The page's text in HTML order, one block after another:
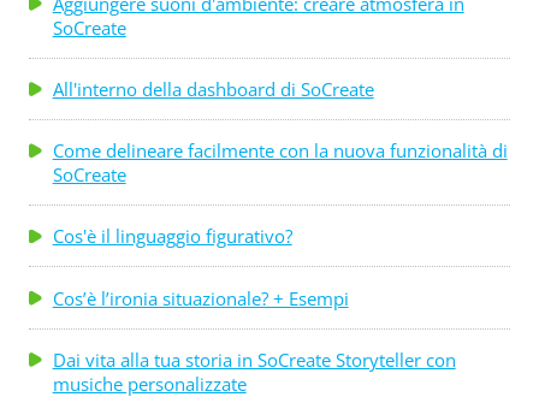
SoCreate
All'interno della dashboard di SoCreate
Come delineare facilmente con la nuova funzionalità di
SoCreate
Cos'è il linguaggio figurativo?
Cos’è l’ironia situazionale? + Esempi
Dai vita alla tua storia in SoCreate Storyteller con
musiche personalizzate